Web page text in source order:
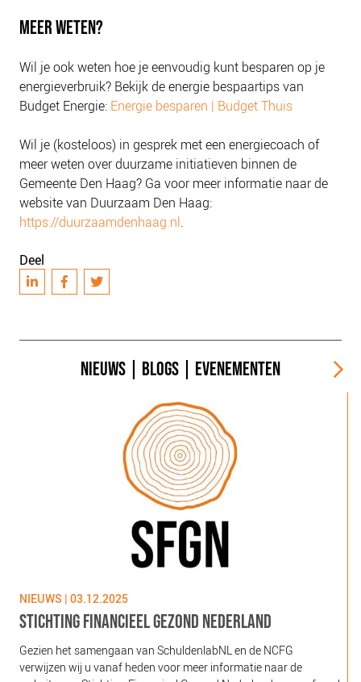
MEER WETEN?
Wil je ook weten hoe je eenvoudig kunt besparen op je
energieverbruik? Bekijk de energie bespaartips van
Budget Energie: Energie besparen | Budget Thuis
Wil je (kosteloos) in gesprek met een energiecoach of
meer weten over duurzame initiatieven binnen de
Gemeente Den Haag? Ga voor meer informatie naar de
website van Duurzaam Den Haag:
https://duurzaamdenhaag.nl.
Deel
NIEUWS BLOGS EVENEMENTEN
NIEUWS | 03.12.2025
STICHTING FINANCIEEL GEZOND NEDERLAND
Gezien het samengaan van SchuldenlabNL en de NCFG
verwijzen wij u vanaf heden voor meer informatie naar de